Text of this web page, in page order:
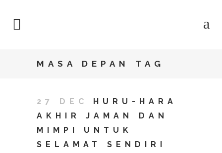
MASA DEPAN TAG
27 DEC
HURU-HARA
AKHIR JAMAN DAN
MIMPI UNTUK
SELAMAT SENDIRI